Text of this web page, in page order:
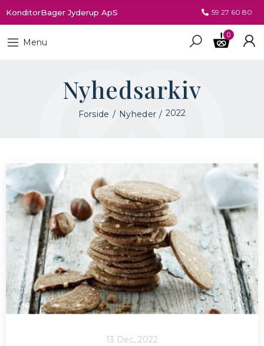
KonditorBager Jyderup ApS 59 27 60 80
Menu
0
Nyhedsarkiv
Forside Nyheder 2022
13 Dec, 2022